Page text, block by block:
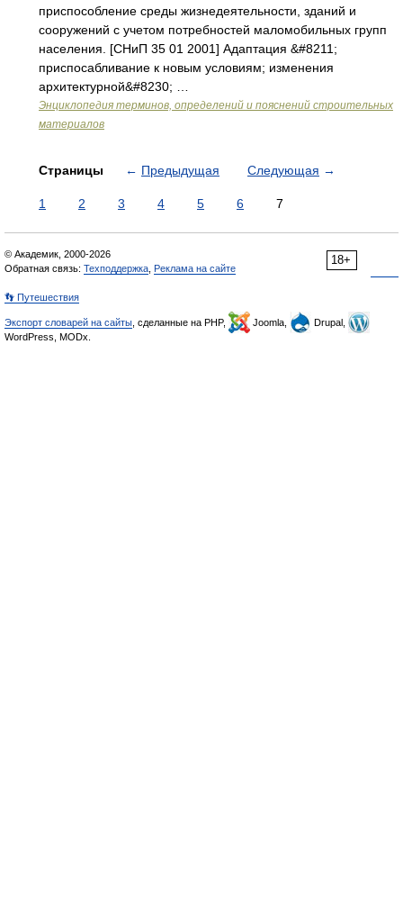
приспособление среды жизнедеятельности, зданий и
сооружений с учетом потребностей маломобильных групп
населения. [СНиП 35 01 2001] Адаптация &#8211;
приспосабливание к новым условиям; изменения
архитектурной&#8230; …
Энциклопедия терминов, определений и пояснений строительных
материалов
Страницы ← Предыдущая Следующая →
1 2 3 4 5 6 7
18+
© Академик, 2000-2026
Обратная связь: Техподдержка Реклама на сайте
👣 Путешествия
Экспорт словарей на сайты , сделанные на PHP, Joomla,
Drupal,
WordPress, MODx.